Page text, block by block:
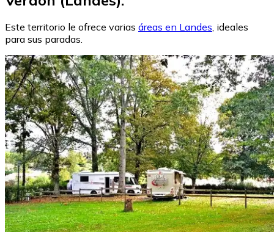
Este territorio le ofrece varias áreas en Landes, ideales
para sus paradas.